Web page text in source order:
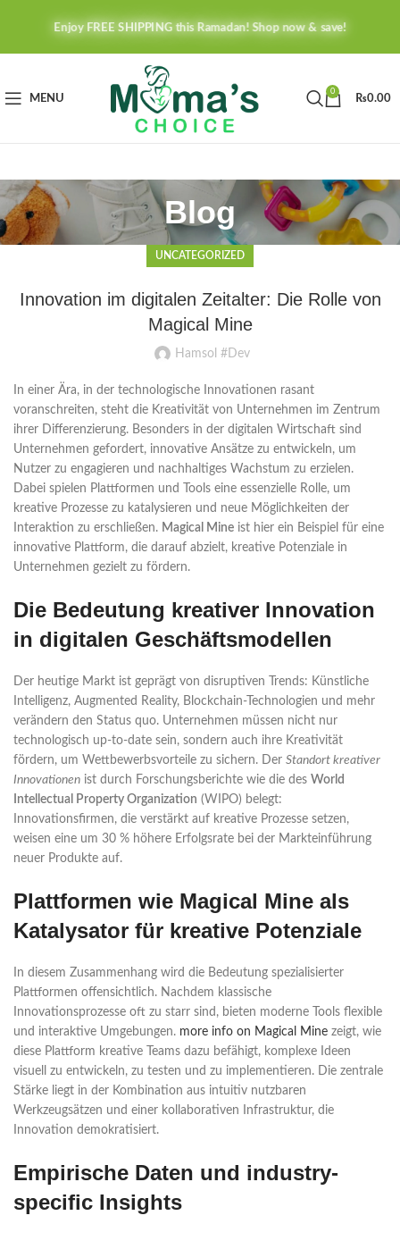
Enjoy FREE SHIPPING this Ramadan! Shop now & save!
MENU
0
₨0.00
Blog
UNCATEGORIZED
Innovation im digitalen Zeitalter: Die Rolle von
Magical Mine
Hamsol #Dev
In einer Ära, in der technologische Innovationen rasant
voranschreiten, steht die Kreativität von Unternehmen im Zentrum
ihrer Differenzierung. Besonders in der digitalen Wirtschaft sind
Unternehmen gefordert, innovative Ansätze zu entwickeln, um
Nutzer zu engagieren und nachhaltiges Wachstum zu erzielen.
Dabei spielen Plattformen und Tools eine essenzielle Rolle, um
kreative Prozesse zu katalysieren und neue Möglichkeiten der
Interaktion zu erschließen. Magical Mine ist hier ein Beispiel für eine
innovative Plattform, die darauf abzielt, kreative Potenziale in
Unternehmen gezielt zu fördern.
Die Bedeutung kreativer Innovation
in digitalen Geschäftsmodellen
Der heutige Markt ist geprägt von disruptiven Trends: Künstliche
Intelligenz, Augmented Reality, Blockchain-Technologien und mehr
verändern den Status quo. Unternehmen müssen nicht nur
technologisch up-to-date sein, sondern auch ihre Kreativität
fördern, um Wettbewerbsvorteile zu sichern. Der Standort kreativer
Innovationen ist durch Forschungsberichte wie die des World
Intellectual Property Organization (WIPO) belegt:
Innovationsfirmen, die verstärkt auf kreative Prozesse setzen,
weisen eine um 30 % höhere Erfolgsrate bei der Markteinführung
neuer Produkte auf.
Plattformen wie Magical Mine als
Katalysator für kreative Potenziale
In diesem Zusammenhang wird die Bedeutung spezialisierter
Plattformen offensichtlich. Nachdem klassische
Innovationsprozesse oft zu starr sind, bieten moderne Tools flexible
und interaktive Umgebungen. more info on Magical Mine zeigt, wie
diese Plattform kreative Teams dazu befähigt, komplexe Ideen
visuell zu entwickeln, zu testen und zu implementieren. Die zentrale
Stärke liegt in der Kombination aus intuitiv nutzbaren
Werkzeugsätzen und einer kollaborativen Infrastruktur, die
Innovation demokratisiert.
Empirische Daten und industry-
specific Insights